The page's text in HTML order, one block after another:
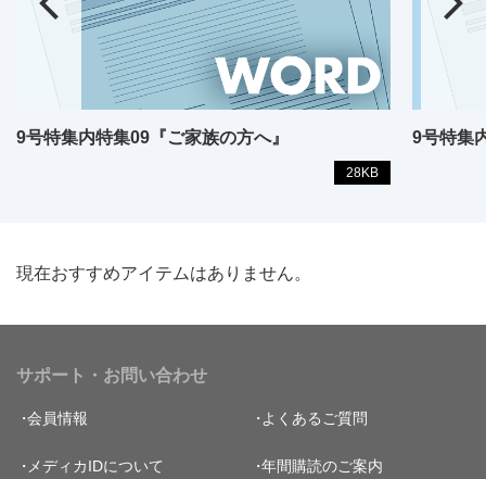
9号特集内特集09『ご家族の方へ』
28KB
9号特集
現在おすすめアイテムはありません。
サポート・お問い合わせ
会員情報 よくあるご質問
メディカIDについて 年間購読のご案内